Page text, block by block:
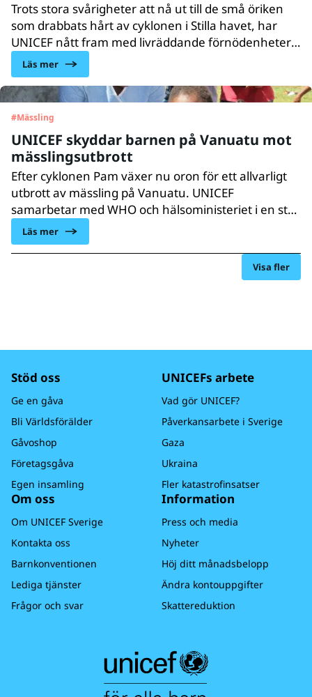
Trots stora svårigheter att nå ut till de små öriken
som drabbats hårt av cyklonen i Stilla havet, har
UNICEF nått fram med livräddande förnödenheter
till barn i Kiribati, Salomonöarna, Tuvalu
och Vanuatu.
Läs mer
#Mässling
UNICEF skyddar barnen på Vanuatu mot
mässlingsutbrott
Efter cyklonen Pam växer nu oron för ett allvarligt
utbrott av mässling på Vanuatu. UNICEF
samarbetar med WHO och hälsoministeriet i en stor
vaccinationskampanj för att skydda barn mot den
farliga sjukdomen.
Läs mer
Visa fler
Stöd oss
Ge en gåva
Bli Världsförälder
Gåvoshop
Företagsgåva
Egen insamling
UNICEFs arbete
Vad gör UNICEF?
Påverkansarbete i Sverige
Gaza
Ukraina
Fler katastrofinsatser
Om oss
Om UNICEF Sverige
Kontakta oss
Barnkonventionen
Lediga tjänster
Frågor och svar
Information
Press och media
Nyheter
Höj ditt månadsbelopp
Ändra kontouppgifter
Skattereduktion